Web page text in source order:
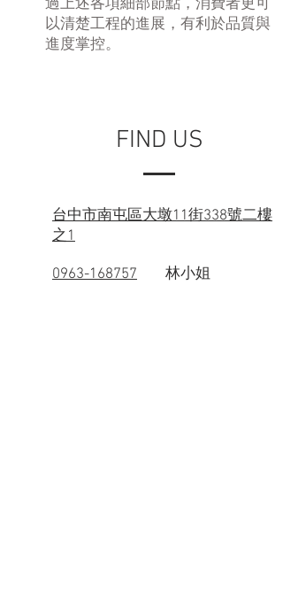
過上述各項細部節點，消費者更可
以清楚工程的進展，有利於品質與
進度掌控。
FIND US
台中市南屯區大墩11街338號二樓
之1
0963-168757 林小姐